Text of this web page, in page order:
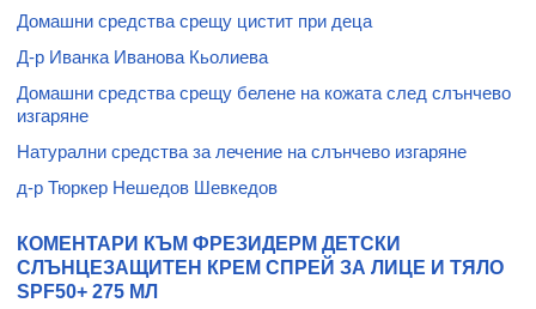
Домашни средства срещу цистит при деца
Д-р Иванка Иванова Кьолиева
Домашни средства срещу белене на кожата след слънчево
изгаряне
Натурални средства за лечение на слънчево изгаряне
д-р Тюркер Нешедов Шевкедов
КОМЕНТАРИ КЪМ ФРЕЗИДЕРМ ДЕТСКИ
СЛЪНЦЕЗАЩИТЕН КРЕМ СПРЕЙ ЗА ЛИЦЕ И ТЯЛО
SPF50+ 275 МЛ